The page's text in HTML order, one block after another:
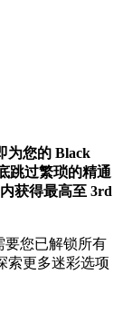
为您的 Black
跳过繁琐的精通
获得最高至 3rd
要您已解锁所有
索更多迷彩选项